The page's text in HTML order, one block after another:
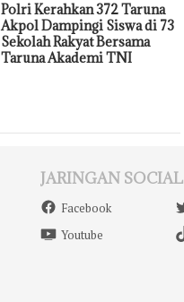
Polri Kerahkan 372 Taruna
Akpol Dampingi Siswa di 73
Sekolah Rakyat Bersama
Taruna Akademi TNI
JARINGAN SOCIAL
Facebook
Youtube